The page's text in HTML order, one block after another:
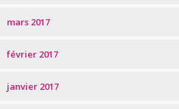
mars 2017
février 2017
janvier 2017